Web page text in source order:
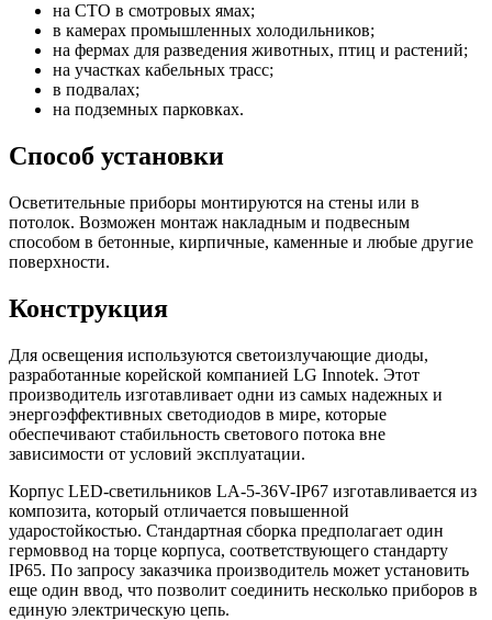
на СТО в смотровых ямах;
в камерах промышленных холодильников;
на фермах для разведения животных, птиц и растений;
на участках кабельных трасс;
в подвалах;
на подземных парковках.
Способ установки
Осветительные приборы монтируются на стены или в
потолок. Возможен монтаж накладным и подвесным
способом в бетонные, кирпичные, каменные и любые другие
поверхности.
Конструкция
Для освещения используются светоизлучающие диоды,
разработанные корейской компанией LG Innotek. Этот
производитель изготавливает одни из самых надежных и
энергоэффективных светодиодов в мире, которые
обеспечивают стабильность светового потока вне
зависимости от условий эксплуатации.
Корпус LED-светильников LA-5-36V-IP67 изготавливается из
композита, который отличается повышенной
ударостойкостью. Стандартная сборка предполагает один
гермоввод на торце корпуса, соответствующего стандарту
IP65. По запросу заказчика производитель может установить
еще один ввод, что позволит соединить несколько приборов в
единую электрическую цепь.